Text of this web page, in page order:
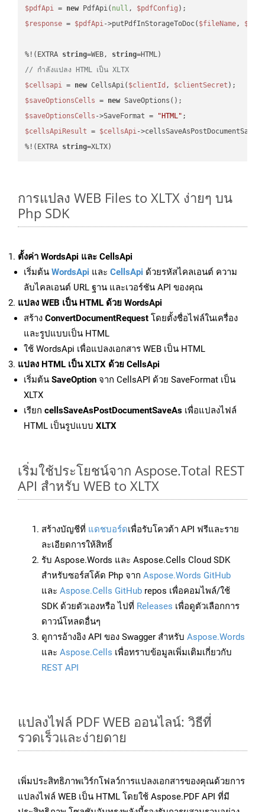
$pdfApi = new PdfApi( null , $pdfConfig
$response = $pdfApi->putPdfInStorageToDoc( $fileName,
%!(EXTRA string=WEB, string
// กำลังแปลง HTML เป็น XLTX
$cellsapi = new CellsApi( $clientId , $clientSecret
$saveOptionsCells = new
$saveOptionsCells ->SaveFormat = "HTML"
$cellsApiResult = $cellsApi-
%!(EXTRA string=XLTX)
การแปลง WEB Files to XLTX ง่ายๆ บน
Php SDK
ตั้งค่า WordsApi และ CellsApi
เริ่มต้น WordsApi และ CellsApi ด้วยรหัสไคลเอนต์ ความ
ลับไคลเอนต์ URL ฐาน และเวอร์ชัน API ของคุณ
แปลง WEB เป็น HTML ด้วย WordsApi
สร้าง ConvertDocumentRequest โดยตั้งชื่อไฟล์ในเครื่อง
และรูปแบบเป็น HTML
ใช้ WordsApi เพื่อแปลงเอกสาร WEB เป็น HTML
แปลง HTML เป็น XLTX ด้วย CellsApi
เริ่มต้น SaveOption จาก CellsAPI ด้วย SaveFormat เป็น
XLTX
เรียก cellsSaveAsPostDocumentSaveAs เพื่อแปลงไฟล์
HTML เป็นรูปแบบ XLTX
เริ่มใช้ประโยชน์จาก Aspose.Total REST
API สำหรับ WEB to XLTX
สร้างบัญชีที่ แดชบอร์ดเพื่อรับโควต้า API ฟรีและราย
ละเอียดการให้สิทธิ์
รับ Aspose.Words และ Aspose.Cells Cloud SDK
สำหรับซอร์สโค้ด Php จาก Aspose.Words GitHub
และ Aspose.Cells GitHub repos เพื่อคอมไพล์/ใช้
SDK ด้วยตัวเองหรือ ไปที่ Releases เพื่อดูตัวเลือกการ
ดาวน์โหลดอื่นๆ
ดูการอ้างอิง API ของ Swagger สำหรับ Aspose.Words
และ Aspose.Cells เพื่อทราบข้อมูลเพิ่มเติมเกี่ยวกับ
REST API
แปลงไฟล์ PDF WEB ออนไลน์: วิธีที่
รวดเร็วและง่ายดาย
เพิ่มประสิทธิภาพเวิร์กโฟลว์การแปลงเอกสารของคุณด้วยการ
แปลงไฟล์ WEB เป็น HTML โดยใช้ Aspose.PDF API ที่มี